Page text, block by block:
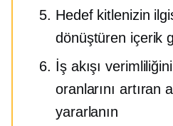
Hedef kitlenizin
dönüştüren içerik
İş akışı
oranlarını artıran
yararlanın